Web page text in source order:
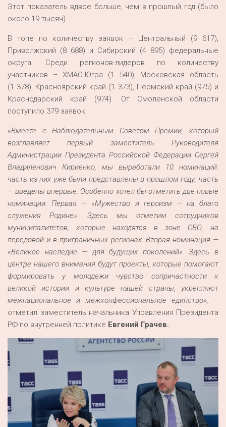
Этот показатель вдвое больше, чем в прошлый год (было
около 19 тысяч).
В топе по количеству заявок – Центральный (9 617),
Приволжский (8 688) и Сибирский (4 895) федеральные
округа. Среди регионов-лидеров по количеству
участников – ХМАО-Югра (1 540), Московская область
(1 378), Красноярский край (1 373), Пермский край (975) и
Краснодарский край (974). От Смоленской области
поступило 379 заявок.
«Вместе с Наблюдательным Советом Премии, который
возглавляет первый заместитель Руководителя
Администрации Президента Российской Федерации Сергей
Владиленович Кириенко, мы выработали 10 номинаций:
часть из них уже были представлены в прошлом году, часть
— введены впервые. Особенно хотел бы отметить две новые
номинации. Первая — «Мужество и героизм — на благо
служения Родине». Здесь мы отметим сотрудников
муниципалитетов, которые находятся в зоне СВО, на
передовой и в приграничных регионах. Вторая номинация —
«Великое наследие — для будущих поколений». Здесь в
центре нашего внимания будут проекты, которые помогают
формировать у молодежи чувство сопричастности к
великой истории и культуре нашей страны, укрепляют
межнациональное и межконфессиональное единство», –
отметил заместитель начальника Управления Президента
РФ по внутренней политике Евгений Грачев.